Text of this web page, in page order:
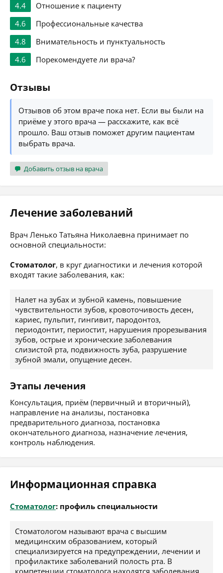
4.4
Отношение к пациенту
4.6
Профессиональные качества
4.8
Внимательность и пунктуальность
4.6
Порекомендуете ли врача?
Отзывы
Отзывов об этом враче пока нет. Если вы были на
приёме у этого врача — расскажите, как всё
прошло. Ваш отзыв поможет другим пациентам
выбрать врача.
Добавить отзыв на врача
Лечение заболеваний
Врач Ленько Татьяна Николаевна принимает по
основной специальности:
Стоматолог, в круг диагностики и лечения которой
входят такие заболевания, как:
Налет на зубах и зубной камень, повышение
чувствительности зубов, кровоточивость десен,
кариес, пульпит, гингивит, пародонтоз,
периодонтит, периостит, нарушения прорезывания
зубов, острые и хронические заболевания
слизистой рта, подвижность зуба, разрушение
зубной эмали, опущение десен.
Этапы лечения
Консультация, приём (первичный и вторичный),
направление на анализы, постановка
предварительного диагноза, постановка
окончательного диагноза, назначение лечения,
контроль наблюдения.
Информационная справка
Стоматолог: профиль специальности
Стоматологом называют врача с высшим
медицинским образованием, который
специализируется на предупреждении, лечении и
профилактике заболеваний полость рта. В
компетенции стоматолога находятся заболевания